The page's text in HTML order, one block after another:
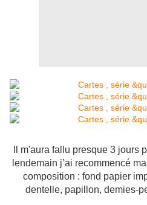
Il m'aura fallu presque 3 jours
lendemain j’ai recommencé
composition : fond papier
dentelle, papillon, demies-